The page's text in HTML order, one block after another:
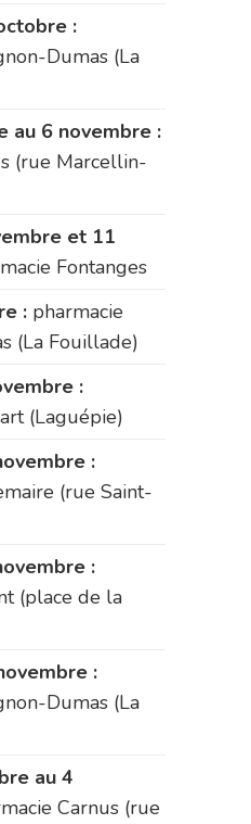
:
Dumas (La
au 6 novembre :
(rue Marcellin-
et 11
Fontanges
: pharmacie
(La Fouillade)
:
(Laguépie)
:
(rue Saint-
:
(place de la
:
Dumas (La
au 4
Carnus (rue